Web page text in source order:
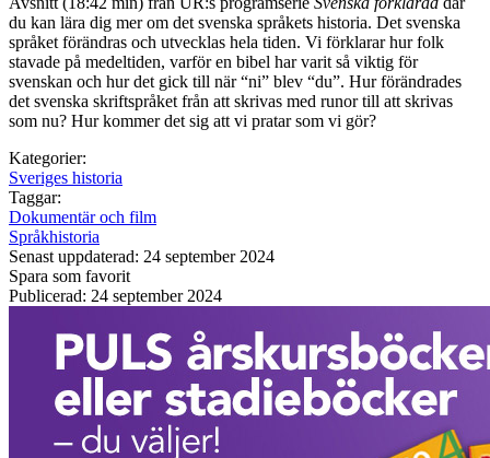
du kan lära dig mer om det svenska språkets historia. Det svenska
språket förändras och utvecklas hela tiden. Vi förklarar hur folk
stavade på medeltiden, varför en bibel har varit så viktig för
svenskan och hur det gick till när “ni” blev “du”. Hur förändrades
det svenska skriftspråket från att skrivas med runor till att skrivas
som nu? Hur kommer det sig att vi pratar som vi gör?
Kategorier:
Sveriges historia
Taggar:
Dokumentär och film
Språkhistoria
Senast uppdaterad: 24 september 2024
Spara som favorit
Publicerad: 24 september 2024